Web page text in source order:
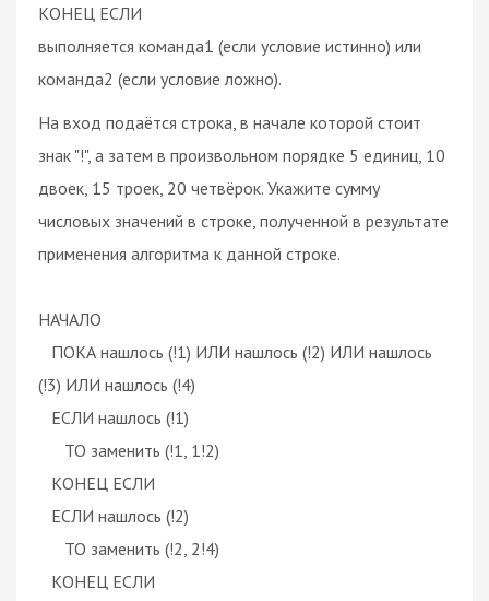
КОНЕЦ ЕСЛИ
выполняется команда1 (если условие истинно) или
команда2 (если условие ложно).
На вход подаётся строка, в начале которой стоит
знак "!", а затем в произвольном порядке 5 единиц, 10
двоек, 15 троек, 20 четвёрок. Укажите сумму
числовых значений в строке, полученной в результате
применения алгоритма к данной строке.
НАЧАЛО
ПОКА нашлось (!1) ИЛИ нашлось (!2) ИЛИ нашлось
(!3) ИЛИ нашлось (!4)
ЕСЛИ нашлось (!1)
ТО заменить (!1, 1!2)
КОНЕЦ ЕСЛИ
ЕСЛИ нашлось (!2)
ТО заменить (!2, 2!4)
КОНЕЦ ЕСЛИ